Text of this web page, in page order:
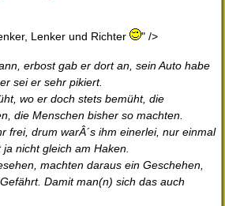
Lenker und Richter " />
erbost gab er dort an, sein Auto habe
sei er sehr pikiert.
wo er doch stets bemüht, die
die Menschen bisher so machten.
frei, drum warÂ´s ihm einerlei, nur einmal
nicht gleich am Haken.
machten daraus ein Geschehen,
Damit man(n) sich das auch